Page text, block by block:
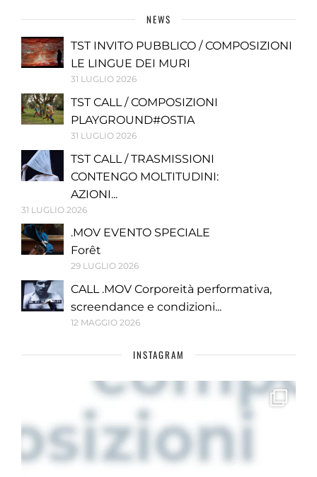
NEWS
TST INVITO PUBBLICO / COMPOSIZIONI
LE LINGUE DEI MURI
31 LUGLIO 2026
TST CALL / COMPOSIZIONI
PLAYGROUND#OSTIA
31 LUGLIO 2026
TST CALL / TRASMISSIONI
CONTENGO MOLTITUDINI:
AZIONI...
31 LUGLIO 2026
.MOV EVENTO SPECIALE
Forêt
29 LUGLIO 2026
CALL .MOV Corporeità performativa,
screendance e condizioni...
12 MAGGIO 2026
INSTAGRAM